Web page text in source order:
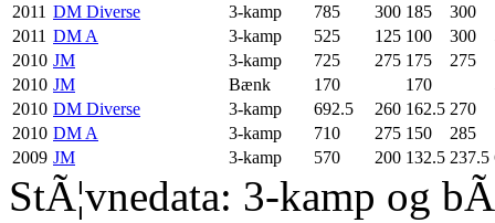
2011 DM Diverse 3-kamp 785 300 185 300
2011 DM A 3-kamp 525 125 100 300
2010 JM 3-kamp 725 275 175 275
2010 JM Bænk 170 170
2010 DM Diverse 3-kamp 692.5 260 162.5 270
2010 DM A 3-kamp 710 275 150 285
2009 JM 3-kamp 570 200 132.5 237.5
StÃ¦vnedata: 3-kamp og